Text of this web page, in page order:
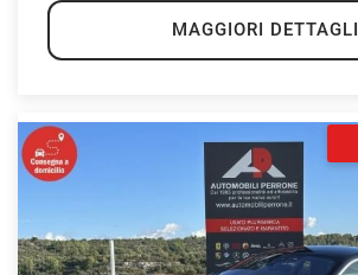
MAGGIORI DETTAGLI
Cookie di marketing
la
cookie
policy
le
impostazioni